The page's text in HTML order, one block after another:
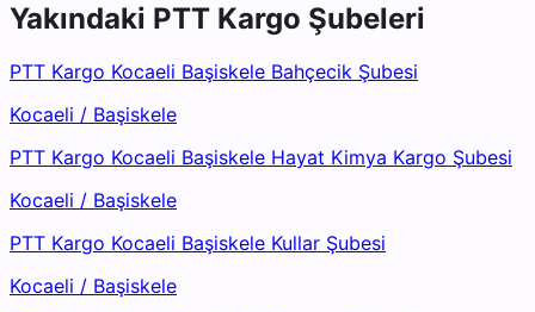
Yakındaki PTT Kargo Şubeleri
PTT Kargo Kocaeli Başiskele Bahçecik Şubesi
Kocaeli / Başiskele
PTT Kargo Kocaeli Başiskele Hayat Kimya Kargo Şubesi
Kocaeli / Başiskele
PTT Kargo Kocaeli Başiskele Kullar Şubesi
Kocaeli / Başiskele